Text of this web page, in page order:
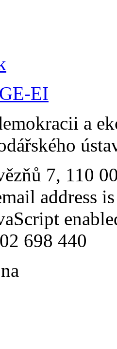
EI
a
7, 110
address
698 440